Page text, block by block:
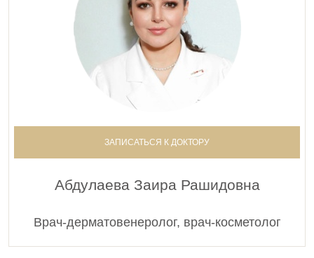
ЗАПИСАТЬСЯ К ДОКТОРУ
Абдулаева Заира Рашидовна
Врач-дерматовенеролог, врач-косметолог